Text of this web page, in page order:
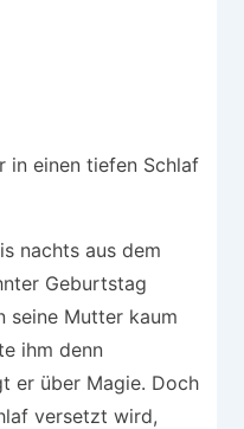
in einen tiefen Schlaf
nachts aus dem
Geburtstag
seine Mutter kaum
ihm denn
er über Magie. Doch
versetzt wird,